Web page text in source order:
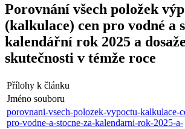
Porovnání všech položek
(kalkulace) cen pro vodné a
kalendářní rok 2025 a
skutečnosti v témže roce
Přílohy k článku
Jméno souboru
porovnani-vsech-polozek-vypoctu-kalkulace-
pro-vodne-a-stocne-za-kalendarni-rok-2025-a-